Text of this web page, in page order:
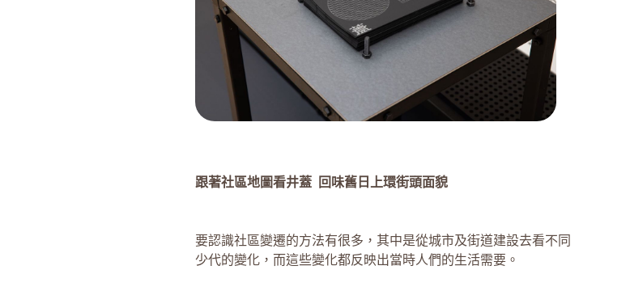
跟著社區地圖看井蓋 回味舊日上環街頭面貌
要認識社區變遷的方法有很多，其中是從城市及街道建設去看不同
少代的變化，而這些變化都反映出當時人們的生活需要。